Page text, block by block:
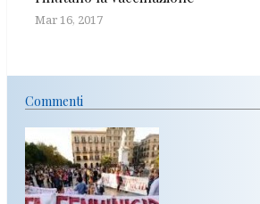
Mar 16, 2017
Commenti